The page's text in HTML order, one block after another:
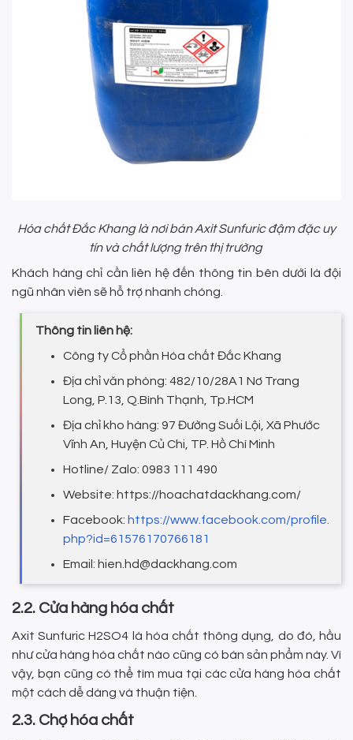
Hóa chất Đắc Khang là nơi bán Axit Sunfuric đậm đặc uy
tín và chất lượng trên thị trường
Khách hàng chỉ cần liên hệ đến thông tin bên dưới là đội
ngũ nhân viên sẽ hỗ trợ nhanh chóng.
Thông tin liên hệ:
Công ty Cổ phần Hóa chất Đắc Khang
Địa chỉ văn phòng: 482/10/28A1 Nơ Trang
Long, P.13, Q.Bình Thạnh, Tp.HCM
Địa chỉ kho hàng: 97 Đường Suối Lội, Xã Phước
Vĩnh An, Huyện Củ Chi, TP. Hồ Chí Minh
Hotline/ Zalo: 0983 111 490
Website: https://hoachatdackhang.com/
Facebook: https://www.facebook.com/profile.
php?id=61576170766181
Email: hien.hd@dackhang.com
2.2. Cửa hàng hóa chất
Axit Sunfuric H2SO4 là hóa chất thông dụng, do đó, hầu
như cửa hàng hóa chất nào cũng có bán sản phẩm này. Vì
vậy, bạn cũng có thể tìm mua tại các cửa hàng hóa chất
một cách dễ dàng và thuận tiện.
2.3. Chợ hóa chất